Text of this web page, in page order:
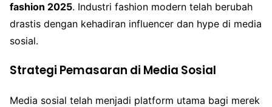
fashion 2025. Industri fashion modern telah berubah
drastis dengan kehadiran influencer dan hype di media
sosial.
Strategi Pemasaran di Media Sosial
Media sosial telah menjadi platform utama bagi merek